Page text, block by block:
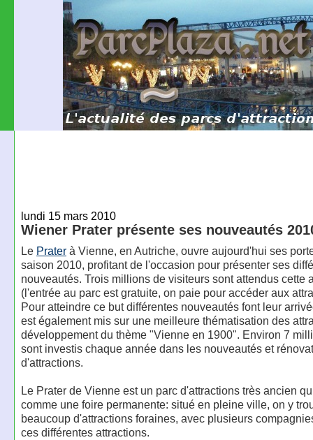
lundi 15 mars 2010
Wiener Prater présente ses nouveautés
Le Praterà Vienne, en Autriche, ouvre aujourd'hui ses
saison 2010, profitant de l'occasion pour présenter ses
nouveautés. Trois millions de visiteurs sont attendus cette
(l'entrée au parc est gratuite, on paie pour accéder aux
Pour atteindre ce but différentes nouveautés font leur
est également mis sur une meilleure thématisation des
développement du thème "Vienne en 1900". Environ 7
sont investis chaque année dans les nouveautés et
d'attractions.
Le Prater de Vienne est un parc d'attractions très ancien
comme une foire permanente: situé en pleine ville, on y
beaucoup d'attractions foraines, avec plusieurs
ces différentes attractions.